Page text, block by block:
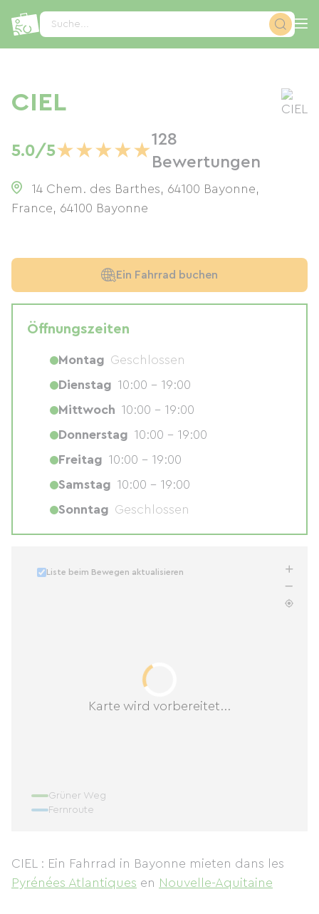
Suche...
CIEL
5.0/5★★★★★
128
Bewertungen
14 Chem. des Barthes, 64100 Bayonne,
France, 64100 Bayonne
Karte wird vorbereitet...
Liste beim Bewegen aktualisieren
Grüner Weg
Fernroute
CIEL : Ein Fahrrad in Bayonne mieten dans les
Pyrénées Atlantiques en Nouvelle-Aquitaine
Ein Fahrrad buchen
Öffnungszeiten
Montag Geschlossen
Dienstag 10:00 - 19:00
Mittwoch 10:00 - 19:00
Donnerstag 10:00 - 19:00
Freitag 10:00 - 19:00
Samstag 10:00 - 19:00
Sonntag Geschlossen
Cookie-Einstellungen